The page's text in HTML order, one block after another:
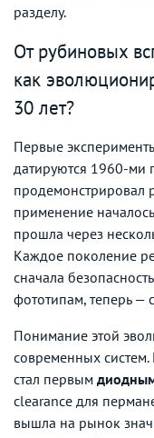
разделу.
От рубиновых
как
30 лет?
Первые
датируются 1960-ми
продемонстрировал
применение
прошла через
Каждое поколение
сначала
фототипам, теперь —
Понимание этой
современных
стал первым
clearance для
вышла на рынок